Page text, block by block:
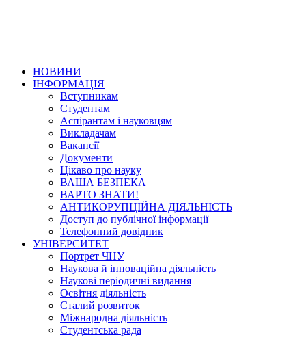
НОВИНИ
ІНФОРМАЦІЯ
Вступникам
Студентам
Аспірантам і науковцям
Викладачам
Вакансії
Документи
Цікаво про науку
ВАША БЕЗПЕКА
ВАРТО ЗНАТИ!
АНТИКОРУПЦІЙНА ДІЯЛЬНІСТЬ
Доступ до публічної інформації
Телефонний довідник
УНІВЕРСИТЕТ
Портрет ЧНУ
Наукова й інноваційна діяльність
Наукові періодичні видання
Освітня діяльність
Сталий розвиток
Міжнародна діяльність
Студентська рада